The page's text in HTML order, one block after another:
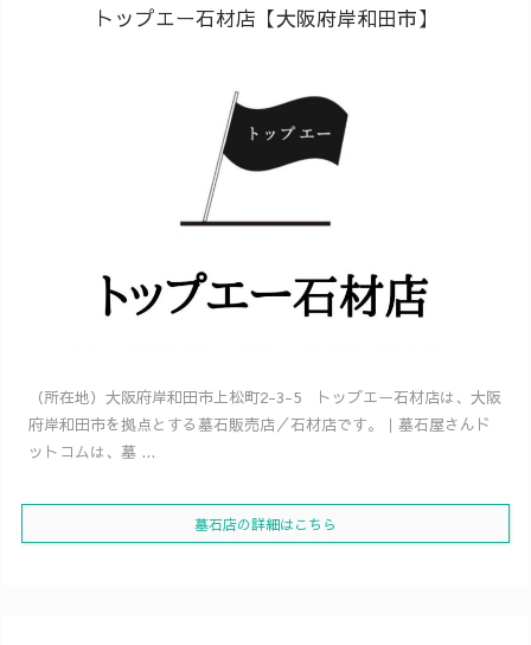
トップエー石材店【大阪府岸和田市】
（所在地）大阪府岸和田市上松町2-3-5 トップエー石材店は、大阪
府岸和田市を拠点とする墓石販売店／石材店です。｜墓石屋さんド
ットコムは、墓 ...
墓石店の詳細はこちら